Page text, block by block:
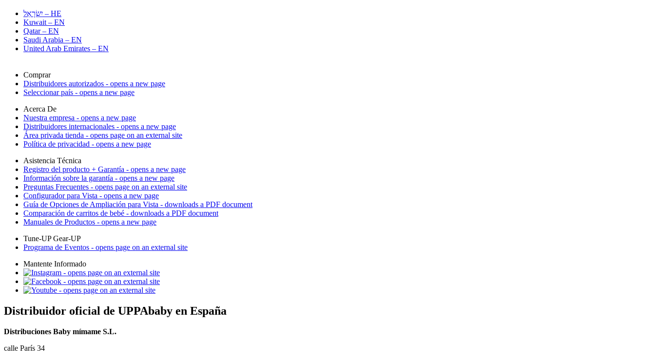
יִשְׂרָאֵל – HE
Kuwait – EN
Qatar – EN
Saudi Arabia – EN
United Arab Emirates – EN
Comprar
Distribuidores autorizados - opens a new page
Seleccionar país - opens a new page
Acerca De
Nuestra empresa - opens a new page
Distribuidores internacionales - opens a new page
Área privada tienda - opens page on an external site
Política de privacidad - opens a new page
Asistencia Técnica
Registro del producto + Garantía - opens a new page
Información sobre la garantía - opens a new page
Preguntas Frecuentes - opens page on an external site
Configurador para Vista - opens a new page
Guía de Opciones de Ampliación para Vista - downloads a PDF document
Comparación de carritos de bebé - downloads a PDF document
Manuales de Productos - opens a new page
Tune-UP Gear-UP
Programa de Eventos - opens page on an external site
Mantente Informado
- opens page on an external site
- opens page on an external site
- opens page on an external site
Distribuidor oficial de UPPAbaby en España
Distribuciones Baby mímame S.L.
calle París 34